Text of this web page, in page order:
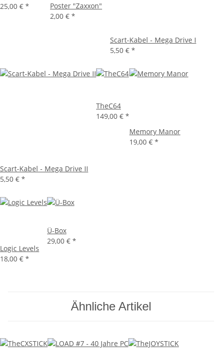
25,00 € *
Poster "Zaxxon"
2,00 € *
Scart-Kabel - Mega Drive I
5,50 € *
Scart-Kabel - Mega Drive II
5,50 € *
TheC64
149,00 € *
Memory Manor
19,00 € *
Logic Levels
18,00 € *
Ü-Box
29,00 € *
Ähnliche Artikel